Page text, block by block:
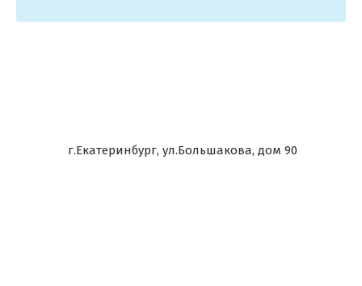
г.Екатеринбург, ул.Большакова, дом 90